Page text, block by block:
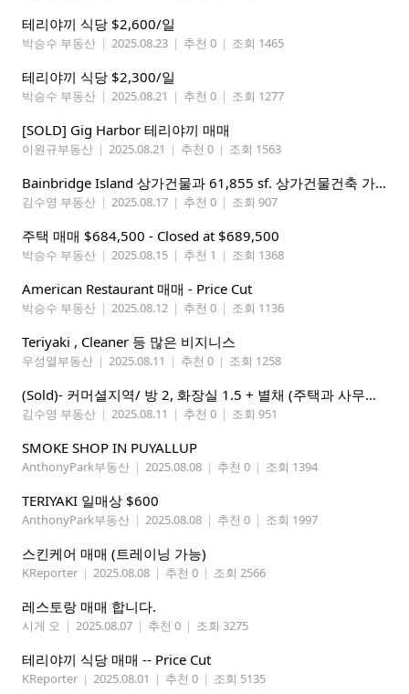
테리야끼 식당 $2,600/일
박승수 부동산 | 2025.08.23 | 추천 0 | 조회 1465
테리야끼 식당 $2,300/일
박승수 부동산 | 2025.08.21 | 추천 0 | 조회 1277
[SOLD] Gig Harbor 테리야끼 매매
이원규부동산 | 2025.08.21 | 추천 0 | 조회 1563
Bainbridge Island 상가건물과 61,855 sf. 상가건물건축 가능한(NSC)대지 $1,960,000
김수영 부동산 | 2025.08.17 | 추천 0 | 조회 907
주택 매매 $684,500 - Closed at $689,500
박승수 부동산 | 2025.08.15 | 추천 1 | 조회 1368
American Restaurant 매매 - Price Cut
박승수 부동산 | 2025.08.12 | 추천 0 | 조회 1136
Teriyaki , Cleaner 등 많은 비지니스
우성열부동산 | 2025.08.11 | 추천 0 | 조회 1258
(Sold)- 커머셜지역/ 방 2, 화장실 1.5 + 별채 (주택과 사무실을 함께 할 수 있는 건물) $499,000
김수영 부동산 | 2025.08.11 | 추천 0 | 조회 951
SMOKE SHOP IN PUYALLUP
AnthonyPark부동산 | 2025.08.08 | 추천 0 | 조회 1394
TERIYAKI 일매상 $600
AnthonyPark부동산 | 2025.08.08 | 추천 0 | 조회 1997
스킨케어 매매 (트레이닝 가능)
KReporter | 2025.08.08 | 추천 0 | 조회 2566
레스토랑 매매 합니다.
시게 오 | 2025.08.07 | 추천 0 | 조회 3275
테리야끼 식당 매매 -- Price Cut
KReporter | 2025.08.01 | 추천 0 | 조회 5135